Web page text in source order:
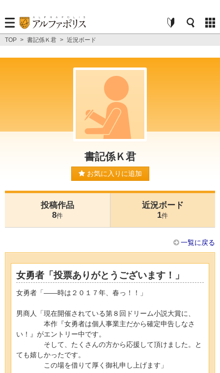
TOP > 書記係Ｋ君 > 近況ボード
書記係Ｋ君
お気に入りに追加
投稿作品
8件
近況ボード
1件
一覧に戻る
女勇者「投票ありがとうございます！」
女勇者「――時は２０１７年、春っ！！」
男商人「現在開催されている第８回ドリーム小説大賞に、
本作『女勇者は個人事業主だから確定申告しなさ
い！』がエントリー中です。
そして、たくさんの方から応援して頂けました。と
ても嬉しかったです。
この場を借りて厚く御礼申し上げます」